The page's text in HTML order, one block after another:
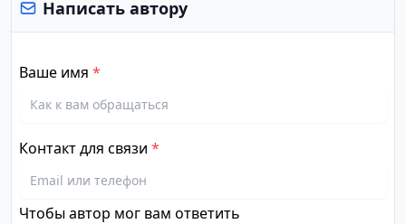
Написать автору
Ваше имя *
Контакт для связи *
Чтобы автор мог вам ответить